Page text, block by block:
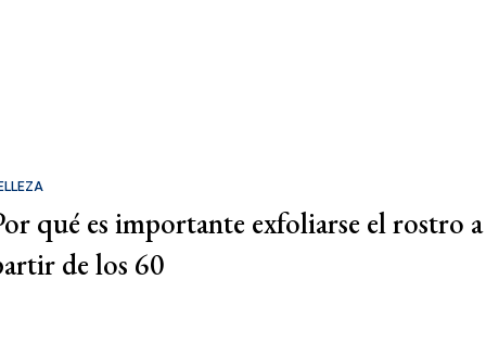
qué es importante exfoliarse el rostro a
de los 60